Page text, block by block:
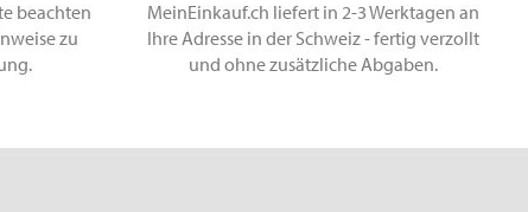
beachten
zu
MeinEinkauf.ch liefert in 2-3 Werktagen an
Ihre Adresse in der Schweiz - fertig verzollt
und ohne zusätzliche Abgaben.